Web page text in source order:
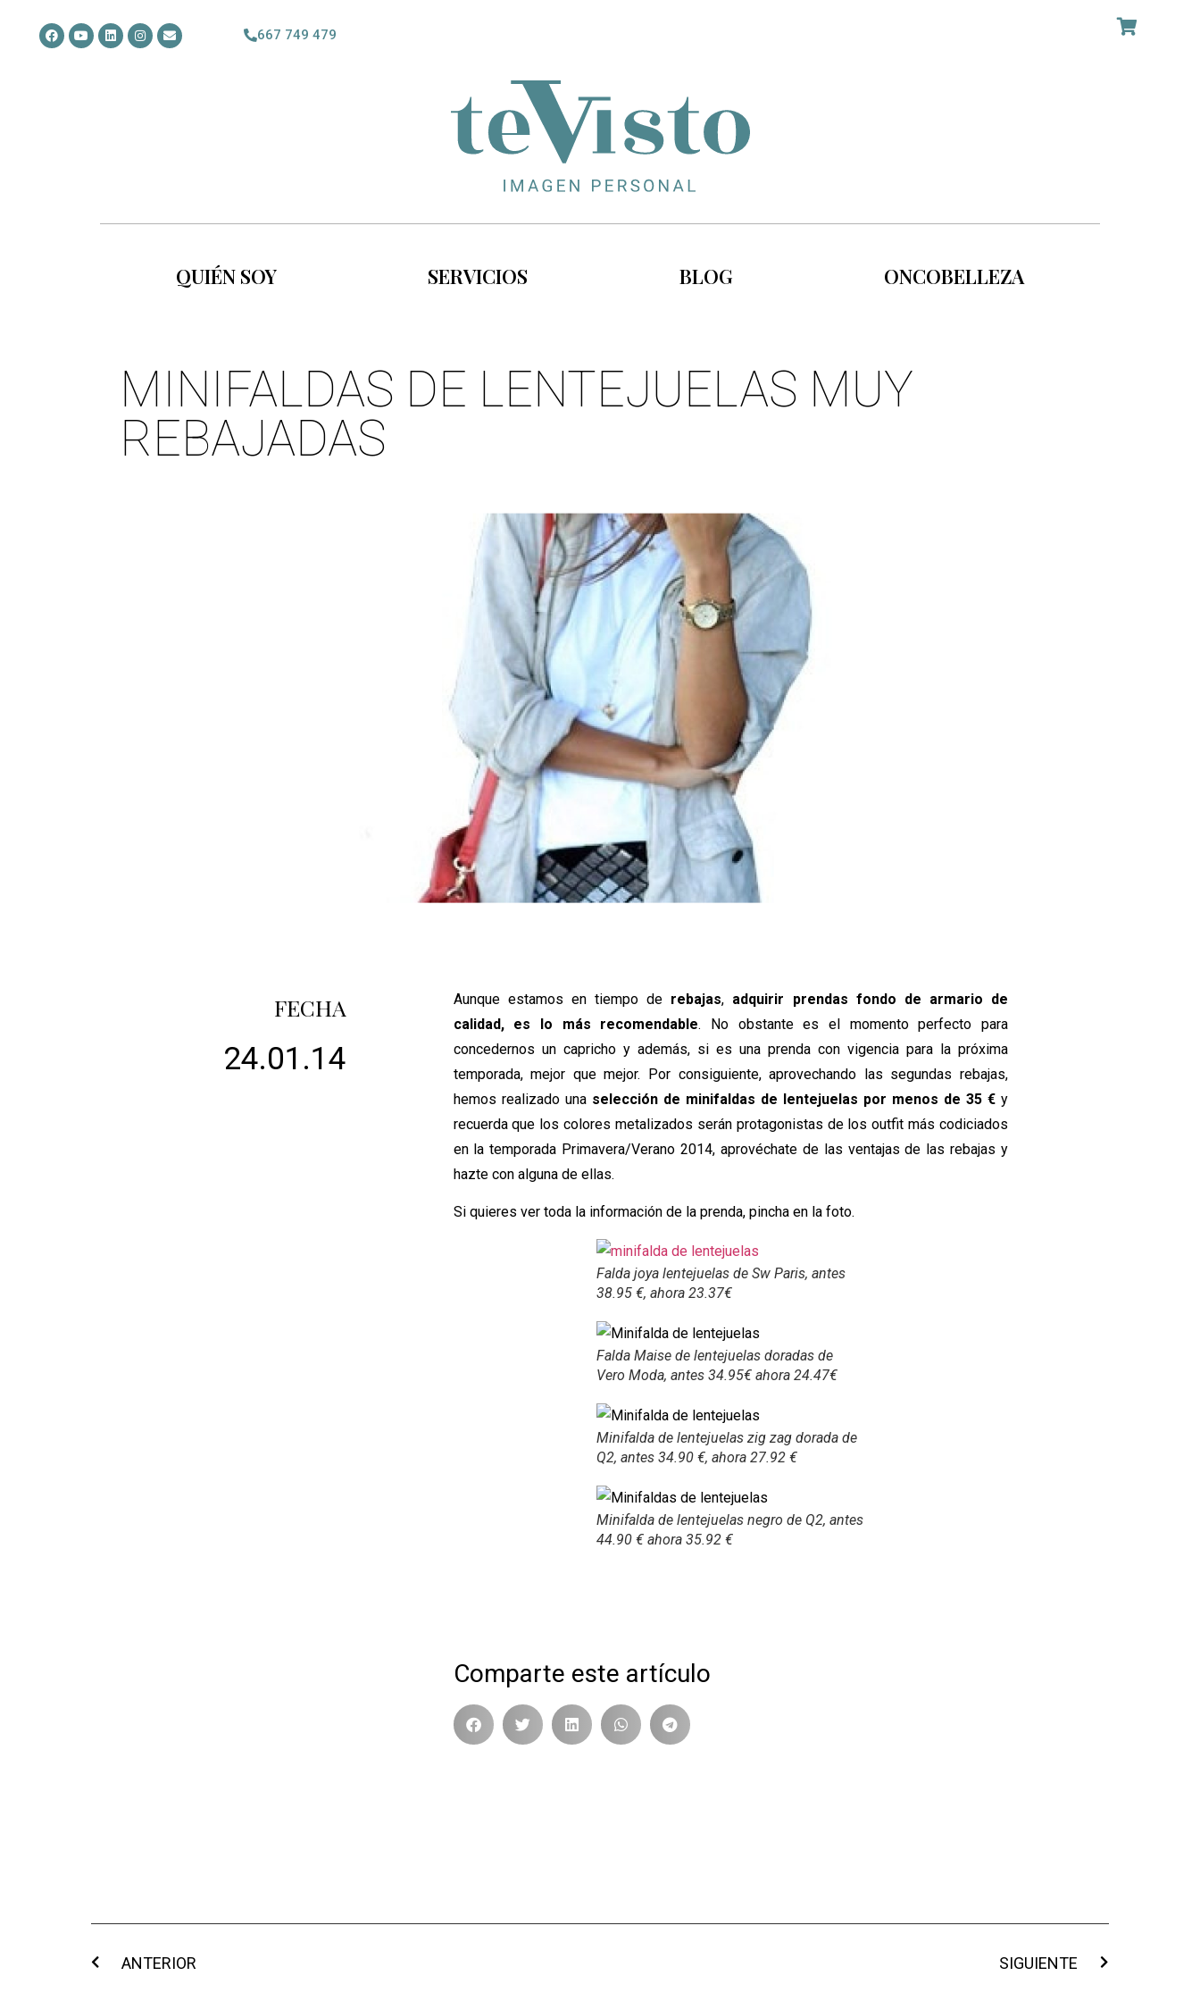
667 749 479
QUIÉN SOY SERVICIOS BLOG ONCOBELLEZA
MINIFALDAS DE LENTEJUELAS MUY
REBAJADAS
FECHA
24.01.14
Aunque estamos en tiempo de rebajas, adquirir prendas fondo de armario de
calidad, es lo más recomendable. No obstante es el momento perfecto para
concedernos un capricho y además, si es una prenda con vigencia para la próxima
temporada, mejor que mejor. Por consiguiente, aprovechando las segundas rebajas,
hemos realizado una selección de minifaldas de lentejuelas por menos de 35 €y
recuerda que los colores metalizados serán protagonistas de los outfit más codiciados
en la temporada Primavera/Verano 2014, aprovéchate de las ventajas de las rebajas y
hazte con alguna de ellas.
Si quieres ver toda la información de la prenda, pincha en la foto.
Falda joya lentejuelas de Sw Paris, antes
38.95 €, ahora 23.37€
Falda Maise de lentejuelas doradas de
Vero Moda, antes 34.95€ ahora 24.47€
Minifalda de lentejuelas zig zag dorada de
Q2, antes 34.90 €, ahora 27.92 €
Minifalda de lentejuelas negro de Q2, antes
44.90 € ahora 35.92 €
Comparte este artículo
ANTERIOR SIGUIENTE